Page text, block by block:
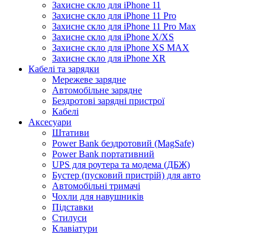
Захисне скло для iPhone 11
Захисне скло для iPhone 11 Pro
Захисне скло для iPhone 11 Pro Max
Захисне скло для iPhone X/XS
Захисне скло для iPhone XS MAX
Захисне скло для iPhone XR
Кабелі та зарядки
Мережеве зарядне
Автомобільне зарядне
Бездротові зарядні пристрої
Кабелі
Аксесуари
Штативи
Power Bank бездротовий (MagSafe)
Power Bank портативний
UPS для роутера та модема (ДБЖ)
Бустер (пусковий пристрій) для авто
Автомобільні тримачі
Чохли для навушників
Підставки
Стилуси
Клавіатури